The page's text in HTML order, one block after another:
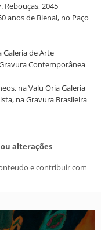
Rebouças, 2045
anos de Bienal, no Paço
Galeria de Arte
Contemporânea
na Valu Oria Galeria
na Gravura Brasileira
alterações
e contribuir com